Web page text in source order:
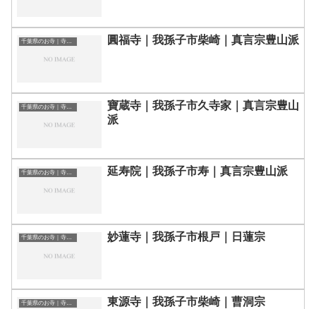
千葉県のお寺｜寺院一覧 圓福寺｜我孫子市柴崎｜真言宗豊山派
千葉県のお寺｜寺院一覧
寶蔵寺｜我孫子市久寺家｜真言宗豊山
派
千葉県のお寺｜寺院一覧 延寿院｜我孫子市寿｜真言宗豊山派
千葉県のお寺｜寺院一覧 妙蓮寺｜我孫子市根戸｜日蓮宗
千葉県のお寺｜寺院一覧 東源寺｜我孫子市柴崎｜曹洞宗